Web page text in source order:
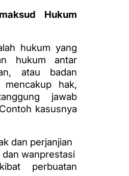
Hukum
hukum yang
hukum antar
atau badan
hak,
jawab
kasusnya
dan perjanjian
wanprestasi
perbuatan